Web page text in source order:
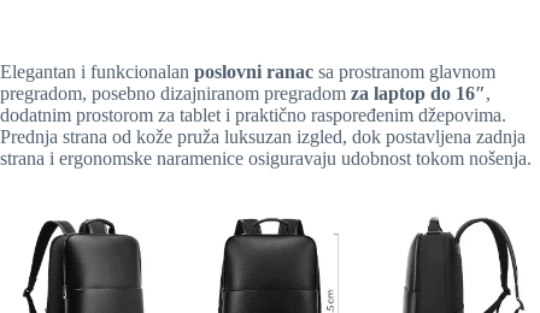
Elegantan i funkcionalan poslovni ranac sa prostranom glavnom
pregradom, posebno dizajniranom pregradom za laptop do 16″,
dodatnim prostorom za tablet i praktično raspoređenim džepovima.
Prednja strana od kože pruža luksuzan izgled, dok postavljena zadnja
strana i ergonomske naramenice osiguravaju udobnost tokom nošenja.